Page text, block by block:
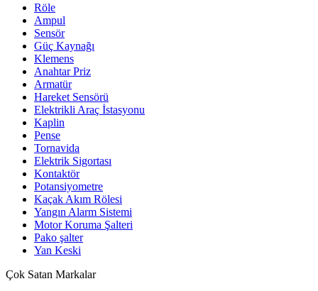
Röle
Ampul
Sensör
Güç Kaynağı
Klemens
Anahtar Priz
Armatür
Hareket Sensörü
Elektrikli Araç İstasyonu
Kaplin
Pense
Tornavida
Elektrik Sigortası
Kontaktör
Potansiyometre
Kaçak Akım Rölesi
Yangın Alarm Sistemi
Motor Koruma Şalteri
Pako şalter
Yan Keski
Çok Satan Markalar